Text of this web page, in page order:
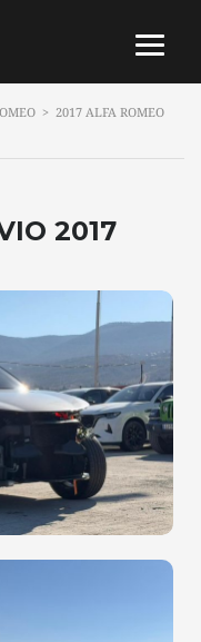
> 2017 ALFA ROMEO
2017